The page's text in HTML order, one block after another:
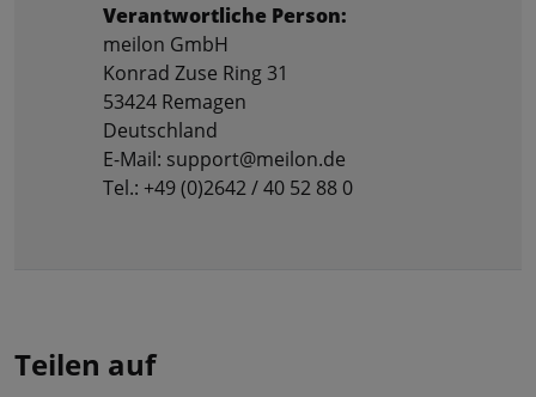
Verantwortliche Person:
meilon GmbH
Konrad Zuse Ring 31
53424 Remagen
Deutschland
E-Mail: support@meilon.de
Tel.: +49 (0)2642 / 40 52 88 0
Teilen auf